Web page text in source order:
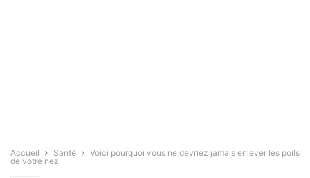
Accueil Santé
Voici pourquoi vous ne devriez jamais enlever les poils
de votre nez